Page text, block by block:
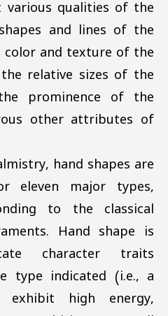
various qualities of the
and lines of the
color and texture of the
relative sizes of the
prominence of the
other attributes of
hand shapes are
eleven major types,
to the classical
Hand shape is
character traits
type indicated (i.e., a
exhibit high energy,